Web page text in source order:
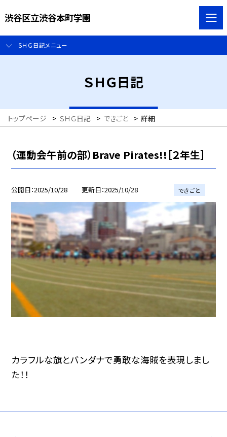
渋谷区立渋谷本町学園
ＳＨＧ日記メニュー
ＳＨＧ日記
トップページ > ＳＨＧ日記 > できごと > 詳細
（運動会午前の部）Brave Pirates!!［２年生］
公開日 2025/10/28 更新日 2025/10/28 できごと
カラフルな旗とバンダナで勇敢な海賊を表現しまし
た！！